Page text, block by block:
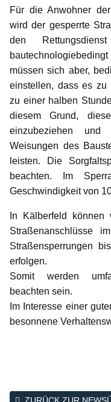
Für die Anwohner
wird der gesperrte
den
müssen sich aber,
einstellen, dass es zu
zu einer halben
diesem Grund,
einzubeziehen
Weisungen des
leisten. Die
beachten. Im
Geschwindigkeit von
In Kälberfeld können
Straßenanschlüsse
Straßensperrungen
erfolgen.
Somit werden
beachten sein.
Im Interesse einer
besonnene